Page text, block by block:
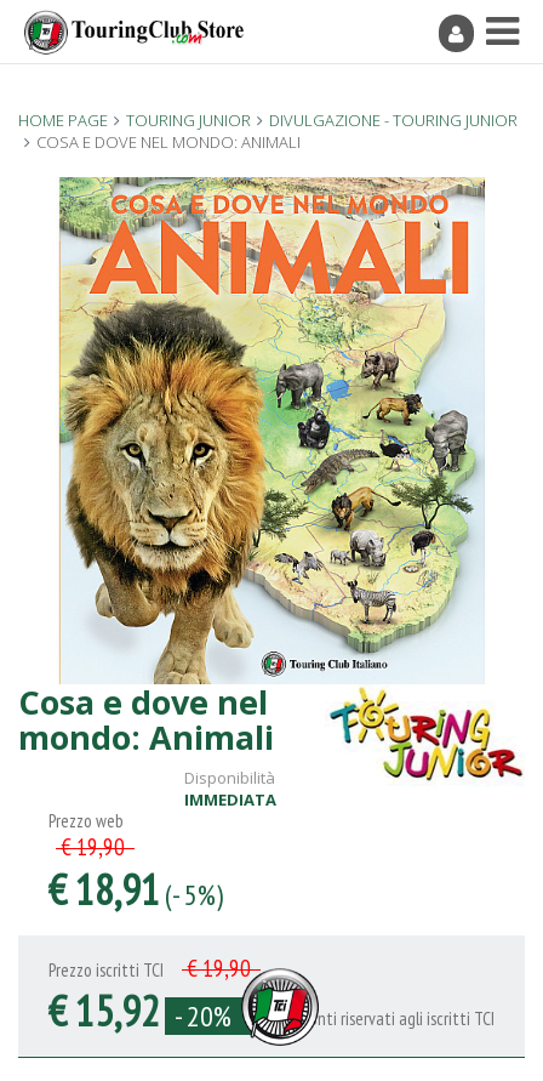
HOME PAGE TOURING JUNIOR
DIVULGAZIONE - TOURING JUNIOR
COSA E DOVE NEL MONDO: ANIMALI
Cosa e dove nel
mondo: Animali
Disponibilità
IMMEDIATA
Prezzo web
€ 19,90
€ 18,91(- 5%)
Prezzo iscritti TCI € 19,90
€ 15,92 - 20% Sconti riservati agli iscritti TCI